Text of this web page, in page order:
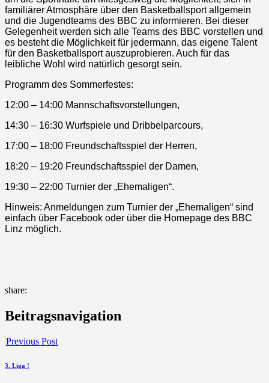
familiärer Atmosphäre über den Basketballsport allgemein
und die Jugendteams des BBC zu informieren. Bei dieser
Gelegenheit werden sich alle Teams des BBC vorstellen und
es besteht die Möglichkeit für jedermann, das eigene Talent
für den Basketballsport auszuprobieren. Auch für das
leibliche Wohl wird natürlich gesorgt sein.
Programm des Sommerfestes:
12:00 – 14:00 Mannschaftsvorstellungen,
14:30 – 16:30 Wurfspiele und Dribbelparcours,
17:00 – 18:00 Freundschaftsspiel der Herren,
18:20 – 19:20 Freundschaftsspiel der Damen,
19:30 – 22:00 Turnier der „Ehemaligen“.
Hinweis: Anmeldungen zum Turnier der „Ehemaligen“ sind
einfach über Facebook oder über die Homepage des BBC
Linz möglich.
share:
Beitragsnavigation
Previous Post
3. Liga !